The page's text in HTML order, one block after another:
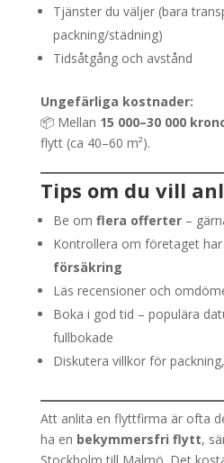
Tjänster du väljer (bara
packning/städning)
Tidsåtgång och avstånd
Ungefärliga kostnader:
📦 Mellan 15 000–30 000
flytt (ca 40–60 m²).
Tips om du vill
Be om flera offerter–
Kontrollera om företaget har
försäkring
Läs recensioner och
Boka i god tid – populära
fullbokade
Diskutera villkor för
Att anlita en flyttfirma är ofta
ha en bekymmersfri flytt,